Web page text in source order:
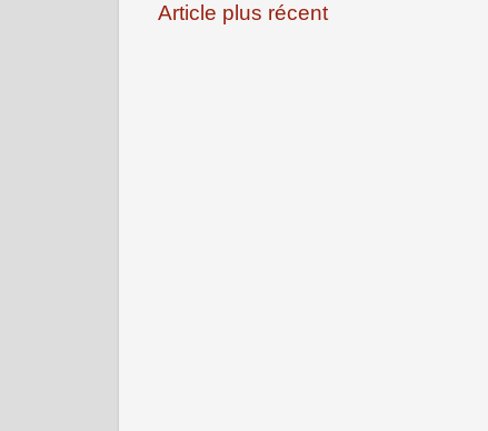
Article plus récent